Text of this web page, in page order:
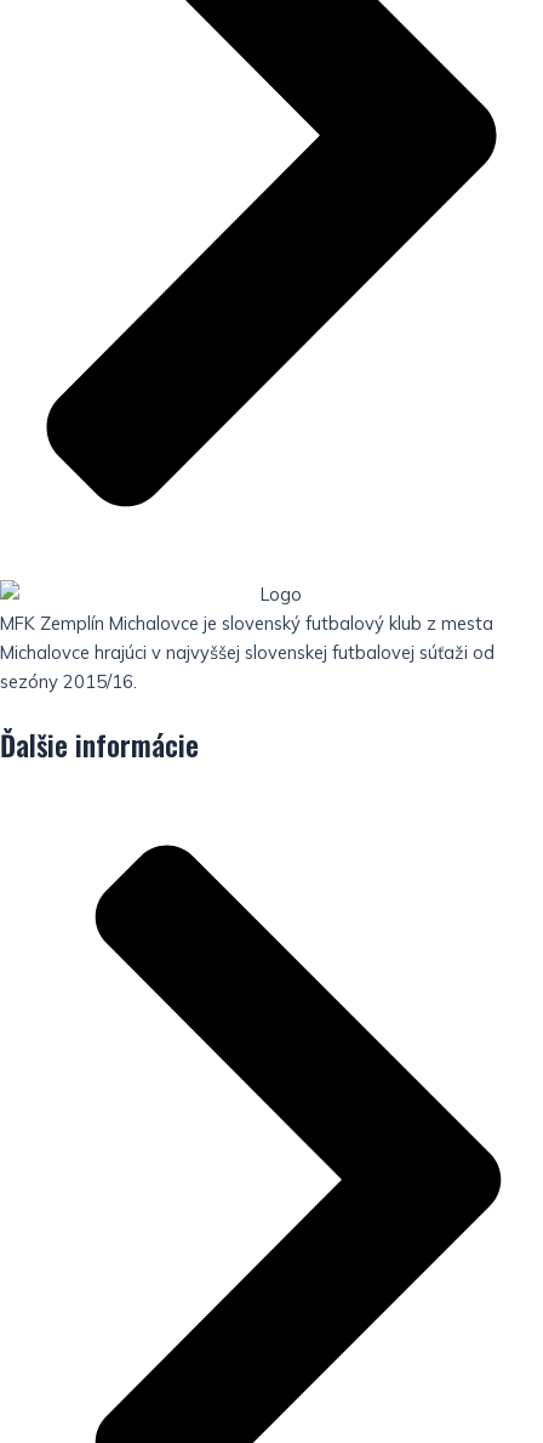
MFK Zemplín Michalovce je slovenský futbalový klub z mesta
Michalovce hrajúci v najvyššej slovenskej futbalovej súťaži od
sezóny 2015/16.
Ďalšie informácie